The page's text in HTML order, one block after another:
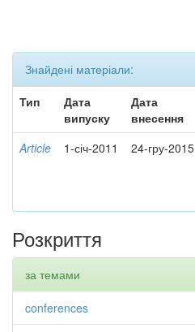
Знайдені матеріали:
Тип
Дата
випуску
Дата
внесення
Article 1-січ-2011 24-гру-2015
Розкриття
за темами
conferences